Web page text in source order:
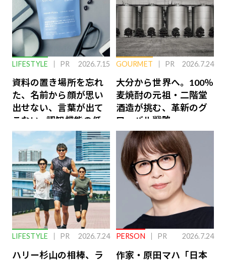
LIFESTYLE PR 2026.7.15
資料の置き場所を忘れ
た、名前から顔が思い
出せない、言葉が出て
こない…認知機能の低
下を救う、脳のインナ
ーケアとは
GOURMET PR 2026.7.24
大分から世界へ。100％
麦焼酎の元祖・二階堂
酒造が挑む、革新のグ
ローバル戦略
LIFESTYLE PR 2026.7.24
ハリー杉山の相棒、ラ
PERSON PR 2026.7.24
作家・原田マハ「日本